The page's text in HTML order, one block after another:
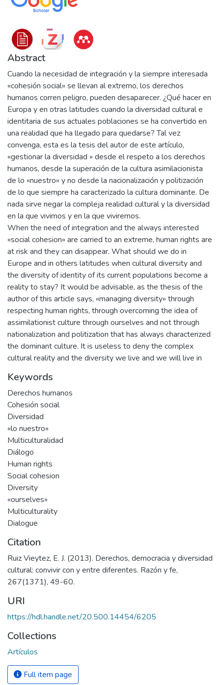
Abstract
Cuando la necesidad de integración y la siempre interesada
«cohesión social» se llevan al extremo, los derechos
humanos corren peligro, pueden desaparecer. ¿Qué hacer en
Europa y en otras latitudes cuando la diversidad cultural e
identitaria de sus actuales poblaciones se ha convertido en
una realidad que ha llegado para quedarse? Tal vez
convenga, esta es la tesis del autor de este artículo,
«gestionar la diversidad » desde el respeto a los derechos
humanos, desde la superación de la cultura asimilacionista
de lo «nuestro» y no desde la nacionalización y politización
de lo que siempre ha caracterizado la cultura dominante. De
nada sirve negar la compleja realidad cultural y la diversidad
en la que vivimos y en la que viviremos.
When the need of integration and the always interested
«social cohesion» are carried to an extreme, human rights are
at risk and they can disappear. What should we do in
Europe and in others latitudes when cultural diversity and
the diversity of identity of its current populations become a
reality to stay? It would be advisable, as the thesis of the
author of this article says, «managing diversity» through
respecting human rights, through overcoming the idea of
assimilationist culture through ourselves and not through
nationalization and politization that has always characterized
the dominant culture. It is useless to deny the complex
cultural reality and the diversity we live and we will live in
Keywords
Derechos humanos
Cohesión social
Diversidad
«lo nuestro»
Multiculturalidad
Diálogo
Human rights
Social cohesion
Diversity
«ourselves»
Multiculturality
Dialogue
Citation
Ruiz Vieytez, E. J. (2013). Derechos, democracia y diversidad
cultural: convivir con y entre diferentes. Razón y fe,
267(1371), 49-60.
URI
https://hdl.handle.net/20.500.14454/6205
Collections
Artículos
Full item page